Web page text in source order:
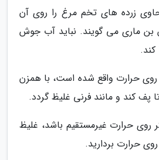
زرده های تخم مرغ را روی آن
بن ماری می گویند. نباید آب جوش
روی حرارت واقع شده است، با همزن
کند و مانند فرنی غلیظ گردد.
روی حرارت غیرمستقیم باشد، غلیظ
حرارت بردارید.